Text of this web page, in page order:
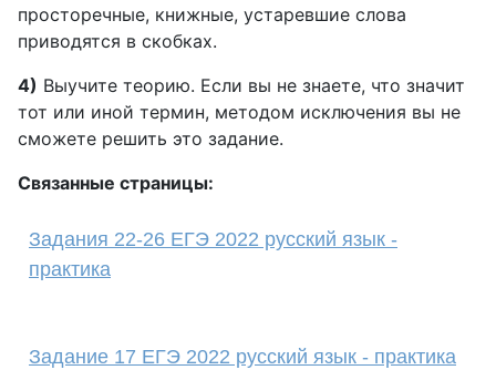
просторечные, книжные, устаревшие слова
приводятся в скобках.
4) Выучите теорию. Если вы не знаете, что значит
тот или иной термин, методом исключения вы не
сможете решить это задание.
Связанные страницы:
Задания 22-26 ЕГЭ 2022 русский язык -
практика
Задание 17 ЕГЭ 2022 русский язык - практика